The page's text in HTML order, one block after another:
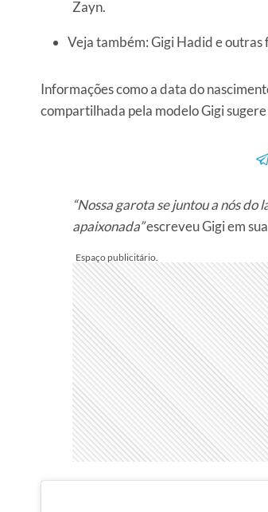
Zayn.
Veja também: Gigi Hadid e outras
Informações como a data do
compartilhada pela modelo Gigi
“Nossa garota se juntou a nós do
apaixonada”escreveu Gigi em